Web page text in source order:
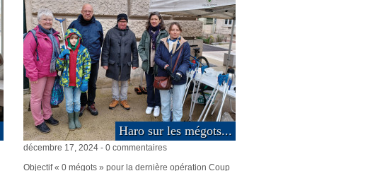
Haro sur les mégots...
décembre 17, 2024 - 0 commentaires
Objectif « 0 mégots » pour la dernière opération Coup